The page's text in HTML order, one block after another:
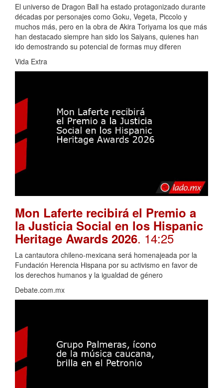
El universo de Dragon Ball ha estado protagonizado durante
décadas por personajes como Goku, Vegeta, Piccolo y
muchos más, pero en la obra de Akira Toriyama los que más
han destacado siempre han sido los Saiyans, quienes han
ido demostrando su potencial de formas muy diferen
Vida Extra
Mon Laferte recibirá el Premio a
la Justicia Social en los Hispanic
Heritage Awards 2026. 14:25
La cantautora chileno-mexicana será homenajeada por la
Fundación Herencia Hispana por su activismo en favor de
los derechos humanos y la igualdad de género
Debate.com.mx